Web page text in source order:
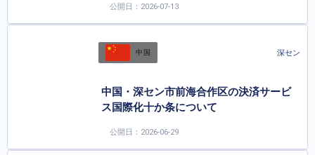
公開日：2026-07-13
中国 深セン
中国・深セン市前海合作区の決済サービ
ス国際化十か条について
公開日：2026-06-29